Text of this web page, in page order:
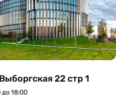
22 стр 1
до 18:00